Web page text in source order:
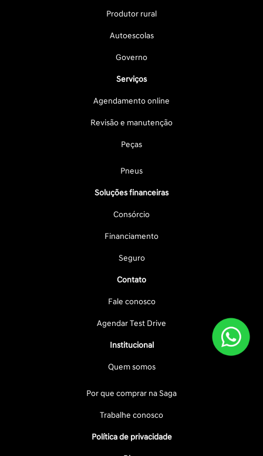
Produtor rural
Autoescolas
Governo
Serviços
Agendamento online
Revisão e manutenção
Peças
Pneus
Soluções financeiras
Consórcio
Financiamento
Seguro
Contato
Fale conosco
Agendar Test Drive
Institucional
Quem somos
Por que comprar na Saga
Trabalhe conosco
Política de privacidade